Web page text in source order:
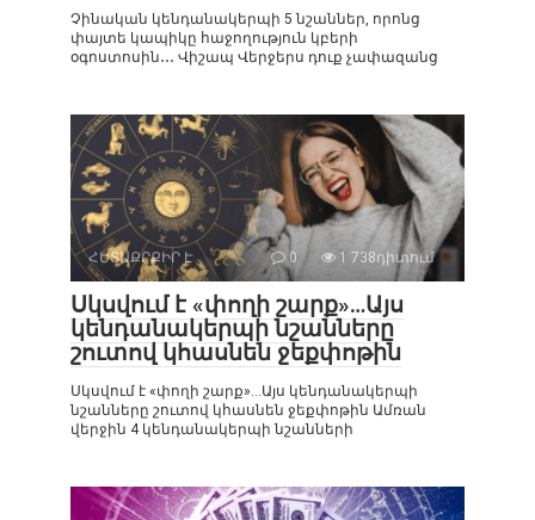
Չինական կենդանակերպի 5 նշաններ, որոնց
փայտե կապիկը հաջողություն կբերի
օգոստոսին․․․ Վիշապ Վերջերս դուք չափազանց
ՀԵՏԱՔՐՔԻՐ Է 0 1 738դիտում
Սկսվում է «փողի շարք»…Այս
կենդանակերպի նշանները
շուտով կհասնեն ջեքփոթին
Սկսվում է «փողի շարք»…Այս կենդանակերպի
նշանները շուտով կհասնեն ջեքփոթին Ամռան
վերջին 4 կենդանակերպի նշանների